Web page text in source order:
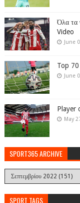
Όλα τα
Video
June
Top
June
Player
May
SPORT365 ARCHIVE
SPORT TAGS